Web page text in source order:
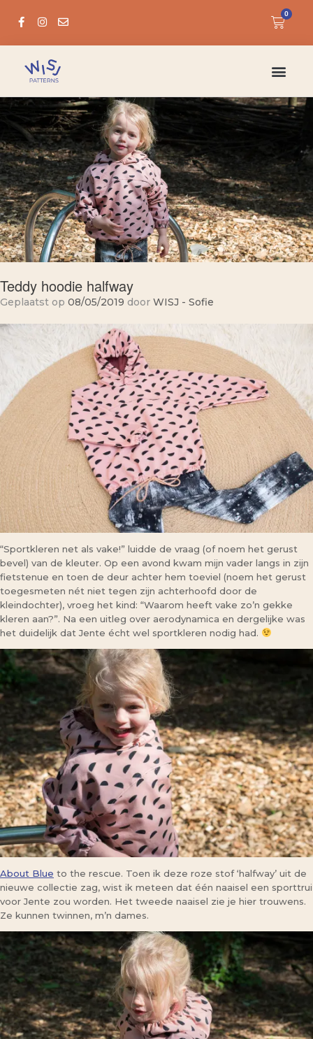
0
Teddy hoodie halfway
Geplaatst op 08/05/2019 door WISJ - Sofie
“Sportkleren net als vake!” luidde de vraag (of noem het gerust
bevel) van de kleuter. Op een avond kwam mijn vader langs in zijn
fietstenue en toen de deur achter hem toeviel (noem het gerust
toegesmeten nét niet tegen zijn achterhoofd door de
kleindochter), vroeg het kind: “Waarom heeft vake zo’n gekke
kleren aan?”. Na een uitleg over aerodynamica en dergelijke was
het duidelijk dat Jente écht wel sportkleren nodig had.
About Blue to the rescue. Toen ik deze roze stof ‘halfway’ uit de
nieuwe collectie zag, wist ik meteen dat één naaisel een sporttrui
voor Jente zou worden. Het tweede naaisel zie je hier trouwens.
Ze kunnen twinnen, m’n dames.